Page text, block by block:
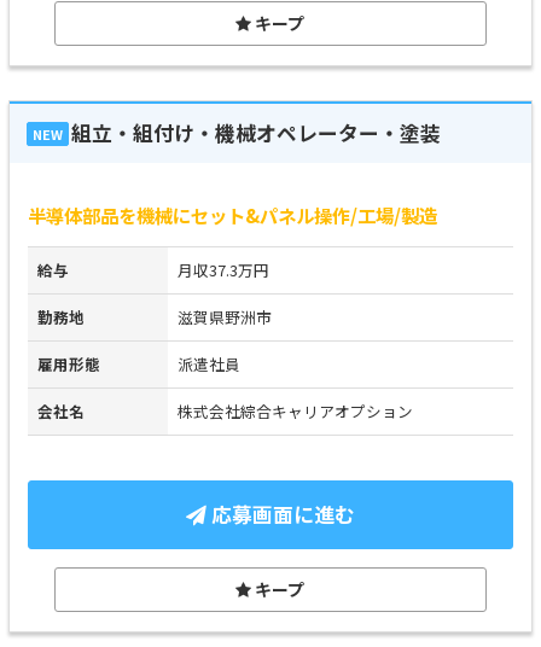
キープ
NEW 組立・組付け・機械オペレーター・塗装
半導体部品を機械にセット&パネル操作/工場/製造
給与 月収37.3万円
勤務地 滋賀県野洲市
雇用形態 派遣社員
会社名 株式会社綜合キャリアオプション
応募画面に進む
キープ